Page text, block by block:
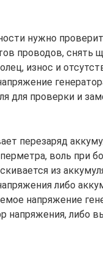
нужно
проводов, снять
износ и
для проверки и
перезаряд
воль при
из
либо
напряжение
напряжения, либо